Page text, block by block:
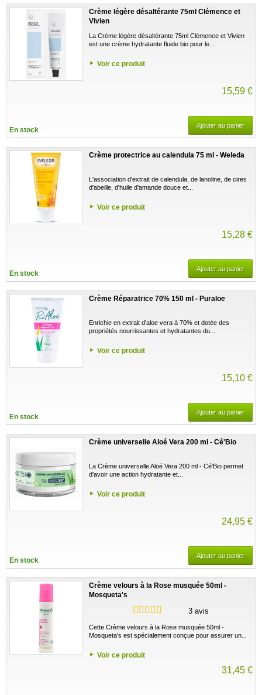
Crème légère désaltérante 75ml Clémence et
Vivien
La Crème légère désaltérante 75ml Clémence et Vivien
est une crème hydratante fluide bio pour le...
Voir ce produit
15,59 €
En stock
Ajouter au panier
Crème protectrice au calendula 75 ml - Weleda
L'association d'extrait de calendula, de lanoline, de cires
d'abeille, d'huile d'amande douce et...
Voir ce produit
15,28 €
En stock
Ajouter au panier
Crème Réparatrice 70% 150 ml - Puraloe
Enrichie en extrait d'aloe vera à 70% et dotée des
propriétés nourrissantes et hydratantes du...
Voir ce produit
15,10 €
En stock
Ajouter au panier
Crème universelle Aloé Vera 200 ml - Cé'Bio
La Crème universelle Aloé Vera 200 ml - Cé'Bio permet
d'avoir une action hydratante et...
Voir ce produit
24,95 €
En stock
Ajouter au panier
Crème velours à la Rose musquée 50ml -
Mosqueta's
3 avis
Cette Crème velours à la Rose musquée 50ml -
Mosqueta's est spécialement conçue pour assurer un...
Voir ce produit
31,45 €